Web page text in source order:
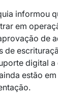
informou
em
de
de
digital a
estão